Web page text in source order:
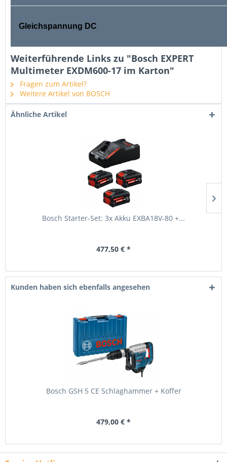
Gleichspannung DC
Weiterführende Links zu "Bosch EXPERT
Multimeter EXDM600-17 im Karton"
Fragen zum Artikel?
Weitere Artikel von BOSCH
Ähnliche Artikel
Bosch Starter-Set: 3x Akku EXBA18V-80 +...
477,50 € *
Kunden haben sich ebenfalls angesehen
Bosch GSH 5 CE Schlaghammer + Koffer
479,00 € *